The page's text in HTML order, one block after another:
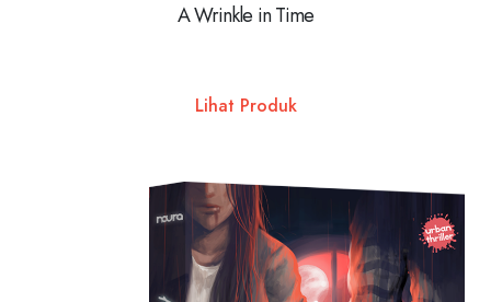
A Wrinkle in Time
Lihat Produk